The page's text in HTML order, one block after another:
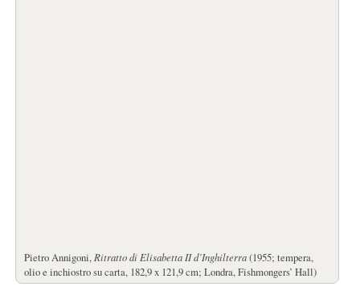
Pietro Annigoni, Ritratto di Elisabetta II d’Inghilterra(1955; tempera,
olio e inchiostro su carta, 182,9 x 121,9 cm; Londra, Fishmongers’ Hall)